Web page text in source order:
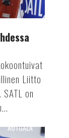
Liitto
on
AUTOALA